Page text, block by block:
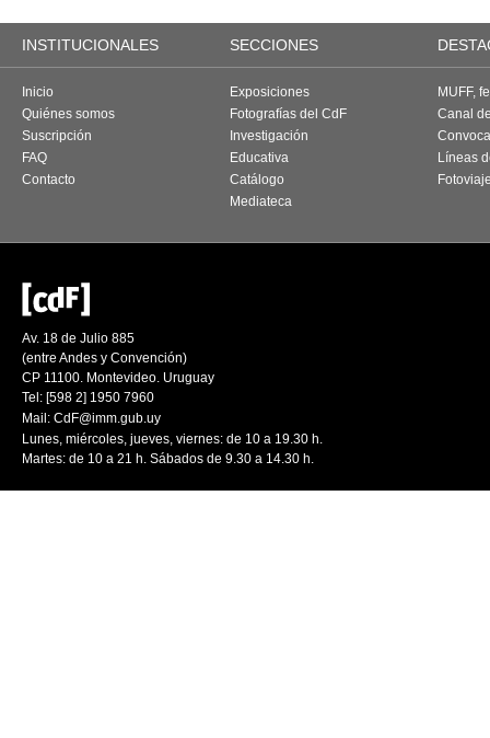
INSTITUCIONALES SECCIONES
Inicio
Quiénes somos
Suscripción
FAQ
Contacto
Exposiciones
Fotografías del CdF
Investigación
Educativa
Catálogo
Mediateca
MUFF,
Canal
Líneas
Av. 18 de Julio 885
(entre Andes y Convención)
CP 11100. Montevideo. Uruguay
Tel: [598 2] 1950 7960
Mail: CdF@imm.gub.uy
Lunes, miércoles, jueves, viernes: de 10 a 19.30 h.
Martes: de 10 a 21 h. Sábados de 9.30 a 14.30 h.